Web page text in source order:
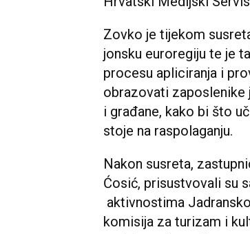
Zovko je tijekom
jonsku euroregiju te je
procesu apliciranja i
obrazovati zaposlenike
i građane, kako bi što
stoje na raspolaganju.
Nakon susreta,
Ćosić, prisustvovali su
aktivnostima
komisija za turizam i